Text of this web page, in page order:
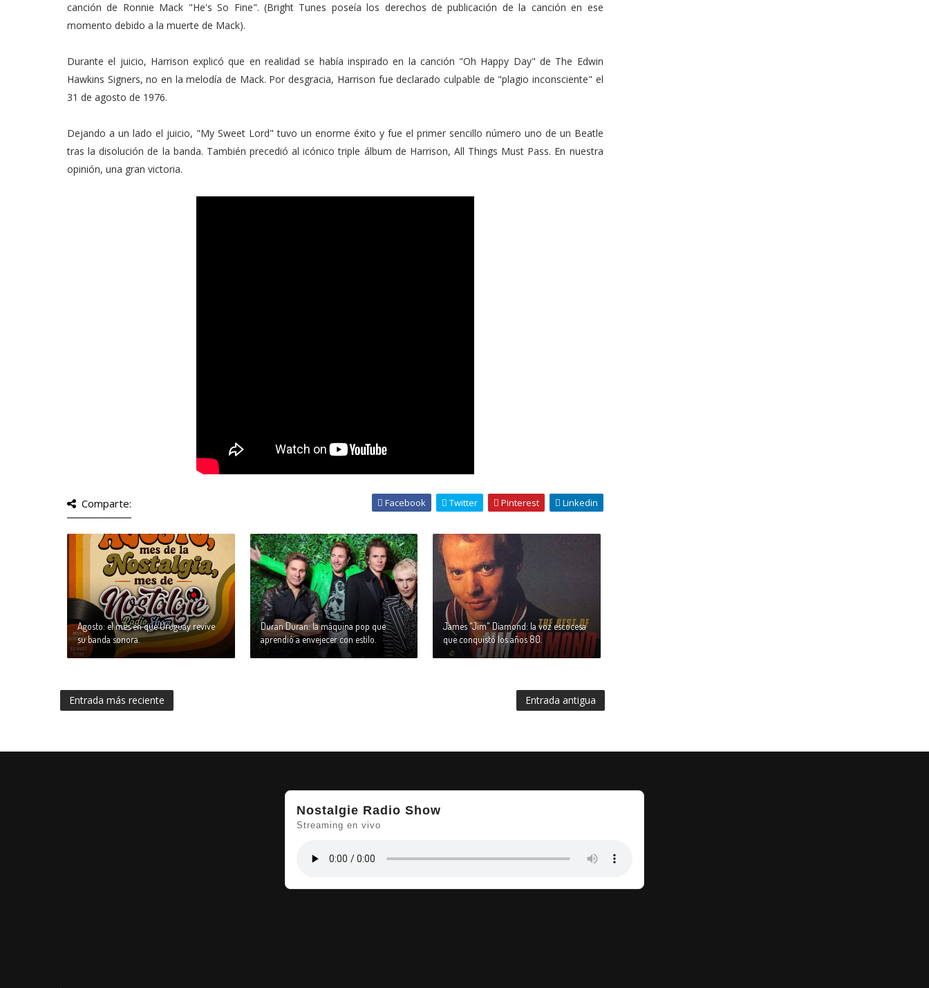
canción de Ronnie Mack "He's So Fine". (Bright Tunes poseía los derechos de publicación de la canción en ese
momento debido a la muerte de Mack).
Durante el juicio, Harrison explicó que en realidad se había inspirado en la canción "Oh Happy Day" de The Edwin
Hawkins Signers, no en la melodía de Mack. Por desgracia, Harrison fue declarado culpable de "plagio inconsciente" el
31 de agosto de 1976.
Dejando a un lado el juicio, "My Sweet Lord" tuvo un enorme éxito y fue el primer sencillo número uno de un Beatle
tras la disolución de la banda. También precedió al icónico triple álbum de Harrison, All Things Must Pass. En nuestra
opinión, una gran victoria.
Comparte: Facebook Twitter Pinterest Linkedin
Agosto: el mes en que Uruguay revive
su banda sonora.
Duran Duran: la máquina pop que
aprendió a envejecer con estilo.
James "Jim" Diamond: la voz escocesa
que conquistó los años 80.
Entrada más reciente Entrada antigua
Nostalgie Radio Show
Streaming en vivo